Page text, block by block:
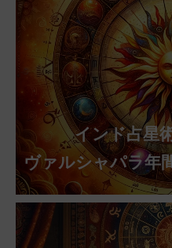
インド占星
ヴァルシャパラ年